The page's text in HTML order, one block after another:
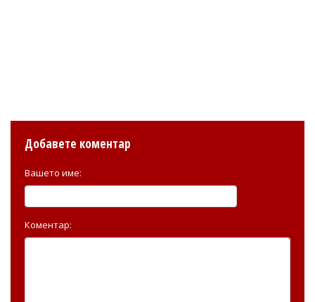
Добавете коментар
Вашето име:
Коментар: